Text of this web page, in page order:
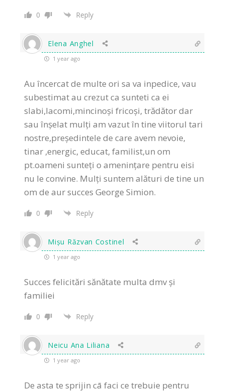
0 Reply
Elena Anghel
1 year ago
Au încercat de multe ori sa va inpedice, vau
subestimat au crezut ca sunteti ca ei
slabi,lacomi,mincinoși fricoși, trădător dar
sau înșelat mulți am vazut în tine viitorul tari
nostre,președintele de care avem nevoie,
tinar ,energic, educat, familist,un om
pt.oameni sunteți o amenințare pentru eisi
nu le convine. Mulți suntem alături de tine un
om de aur succes George Simion.
0 Reply
Mișu Răzvan Costinel
1 year ago
Succes felicitări sănătate multa dmv și
familiei
0 Reply
Neicu Ana Liliana
1 year ago
De asta te sprijin cā faci ce trebuie pentru